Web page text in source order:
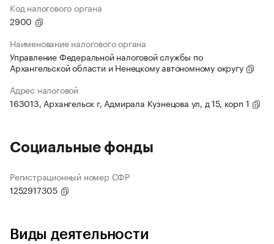
Код налогового органа
2900
Наименование налогового органа
Управление Федеральной налоговой службы по
Архангельской области и Ненецкому автономному округу
Адрес налоговой
163013, Архангельск г, Адмирала Кузнецова ул, д 15, корп 1
Социальные фонды
Регистрационный номер СФР
1252917305
Виды деятельности